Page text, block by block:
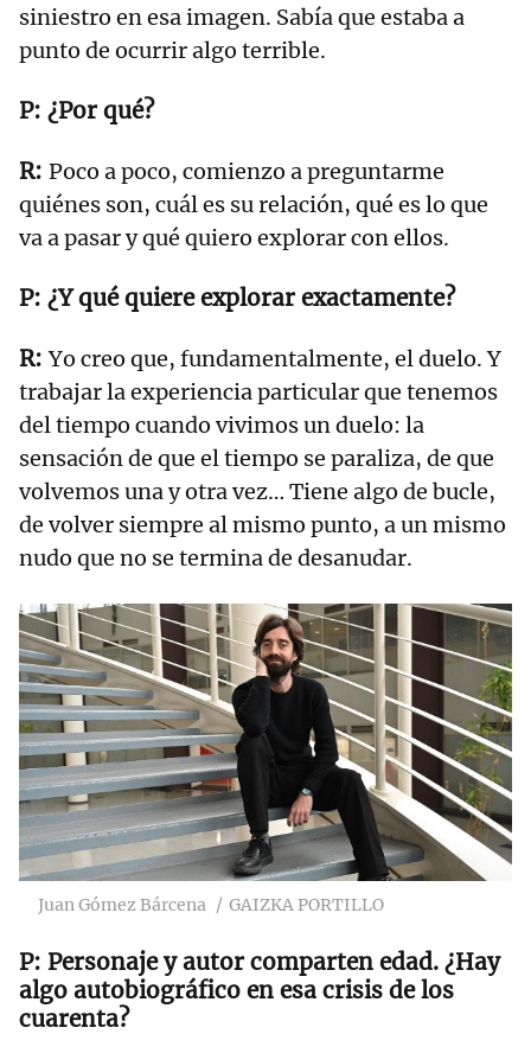
siniestro en esa imagen. Sabía que estaba a
punto de ocurrir algo terrible.
¿Por qué?
Poco a poco, comienzo a preguntarme
quiénes son, cuál es su relación, qué es lo que
va a pasar y qué quiero explorar con ellos.
¿Y qué quiere explorar exactamente?
Yo creo que, fundamentalmente, el duelo. Y
trabajar la experiencia particular que tenemos
del tiempo cuando vivimos un duelo: la
sensación de que el tiempo se paraliza, de que
volvemos una y otra vez… Tiene algo de bucle,
de volver siempre al mismo punto, a un mismo
nudo que no se termina de desanudar.
Juan Gómez Bárcena GAIZKA PORTILLO
Personaje y autor comparten edad. ¿Hay
algo autobiográfico en esa crisis de los
cuarenta?